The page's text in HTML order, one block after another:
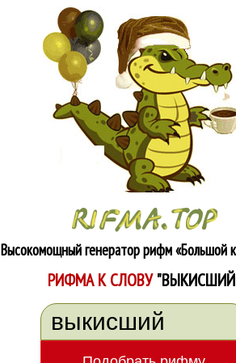
Высокомощный генератор рифм«Большой
РИФМА К СЛОВУ